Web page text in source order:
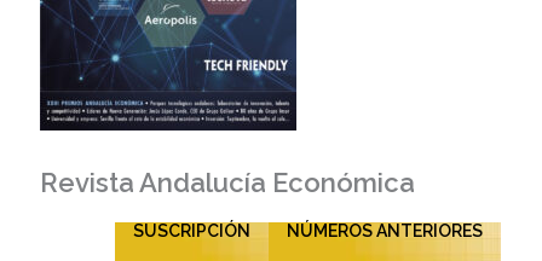
Revista Andalucía Económica
SUSCRIPCIÓN NÚMEROS ANTERIORES